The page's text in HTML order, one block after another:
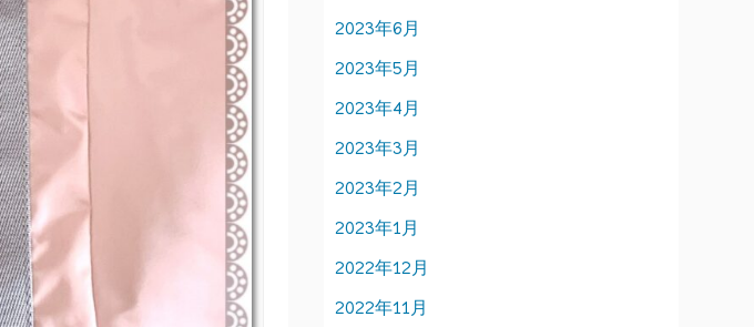
2023年6月
2023年5月
2023年4月
2023年3月
2023年2月
2023年1月
2022年12月
2022年11月